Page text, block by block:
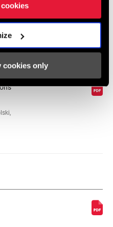
cookies only